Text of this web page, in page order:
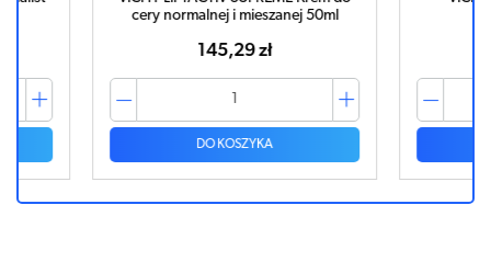
cery normalnej i mieszanej 50ml
145,29 zł
DO KOSZYKA